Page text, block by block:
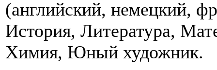
(английский, немецкий,
История, Литература,
Химия, Юный художник.